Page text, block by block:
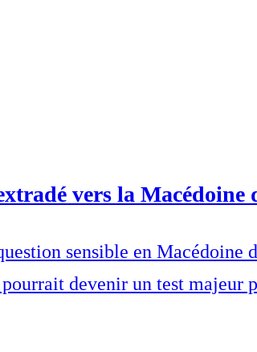
vers la Macédoine
sensible en Macédoine
devenir un test majeur